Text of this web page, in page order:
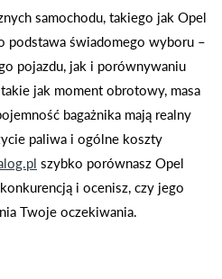
samochodu, takiego jak Opel
podstawa świadomego wyboru –
pojazdu, jak i porównywaniu
jak moment obrotowy, masa
bagażnika mają realny
paliwa i ogólne koszty
szybko porównasz Opel
i ocenisz, czy jego
Twoje oczekiwania.